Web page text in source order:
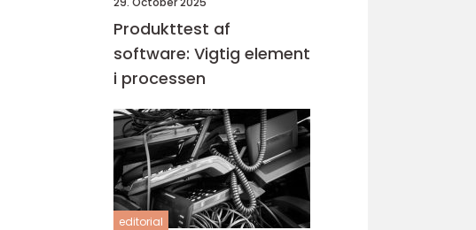
Produkttest af
software: Vigtig element
i processen
editorial